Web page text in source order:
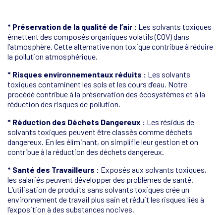
* Préservation de la qualité de l’air : Les solvants toxiques
émettent des composés organiques volatils (COV) dans
l’atmosphère. Cette alternative non toxique contribue à réduire
la pollution atmosphérique.
* Risques environnementaux réduits : Les solvants
toxiques contaminent les sols et les cours d’eau. Notre
procédé contribue à la préservation des écosystèmes et à la
réduction des risques de pollution.
* Réduction des Déchets Dangereux : Les résidus de
solvants toxiques peuvent être classés comme déchets
dangereux. En les éliminant, on simplifie leur gestion et on
contribue à la réduction des déchets dangereux.
* Santé des Travailleurs : Exposés aux solvants toxiques,
les salariés peuvent développer des problèmes de santé.
L’utilisation de produits sans solvants toxiques crée un
environnement de travail plus sain et réduit les risques liés à
l’exposition à des substances nocives.